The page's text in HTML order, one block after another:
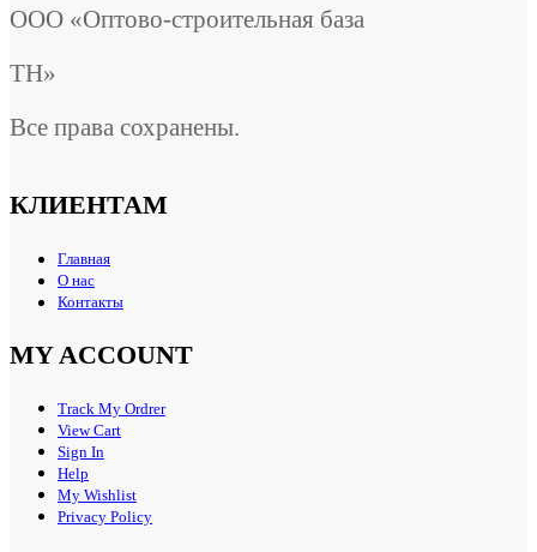
ООО «Оптово-строительная база
ТН»
Все права сохранены.
КЛИЕНТАМ
Главная
О нас
Контакты
MY ACCOUNT
Track My Ordrer
View Cart
Sign In
Help
My Wishlist
Privacy Policy